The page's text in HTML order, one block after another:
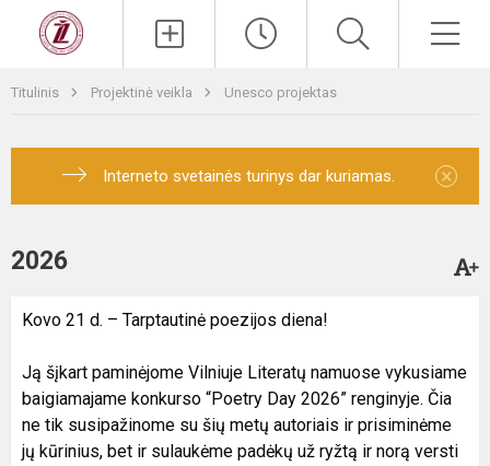
Titulinis Projektinė veikla Unesco projektas
Interneto svetainės turinys dar kuriamas. ×
2026
Kovo 21 d. – Tarptautinė poezijos diena!
Ją šįkart paminėjome Vilniuje Literatų namuose vykusiame
baigiamajame konkurso “Poetry Day 2026” renginyje. Čia
ne tik susipažinome su šių metų autoriais ir prisiminėme
jų kūrinius, bet ir sulaukėme padėkų už ryžtą ir norą versti